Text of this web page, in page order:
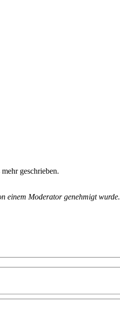
geschrieben.
einem Moderator genehmigt wurde.